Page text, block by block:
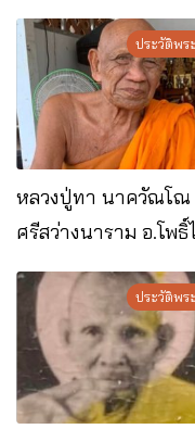
อ.ตระการพืชผล
จ.อุบลราชธานี ประวัติพร
หลวงปู่ทา นาควัณโณ
ศรีสว่างนาราม อ.โพธิ์
จ.อุบลราชธานี
ประวัติพร